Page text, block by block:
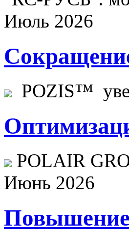
Июль 2026
POZIS™
POLAIR
Июнь 2026
Повышение